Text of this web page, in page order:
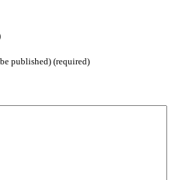
published) (required)